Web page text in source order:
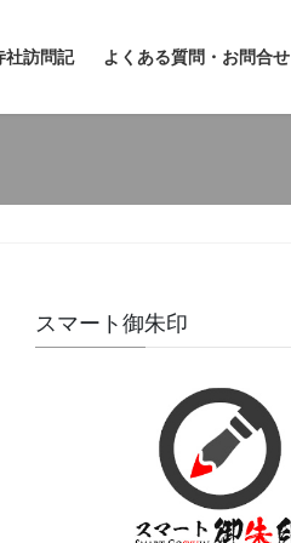
社訪問記 よくある質問・お問合せ
スマート御朱印